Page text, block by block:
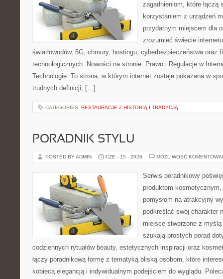
zagadnieniom, które łączą
korzystaniem z urządzeń
przydatnym miejscem dla
zrozumieć świecie
światłowodów, 5G, chmury, hostingu, cyberbezpieczeństwa oraz
technologicznych. Nowości na stronie: Prawo i Regulacje w
Technologie. To strona, w którym internet zostaje pokazana w
trudnych definicji, […]
CATEGORIES: RESTAURACJE Z HISTORIĄ I TRADYCJĄ
PORADNIK STYLU
POSTED BY ADMIN CZE - 15 - 2026 MOŻLIWOŚĆ
Serwis poradnikowy
produktom
pomysłom na atrakcyjny
podkreślać swój charakter
miejsce stworzone z
szukają prostych porad
codziennych rytuałów beauty, estetycznych inspiracji oraz
łączy poradnikową formę z tematyką bliską osobom, które
kobiecą elegancją i indywidualnym podejściem do wyglądu.